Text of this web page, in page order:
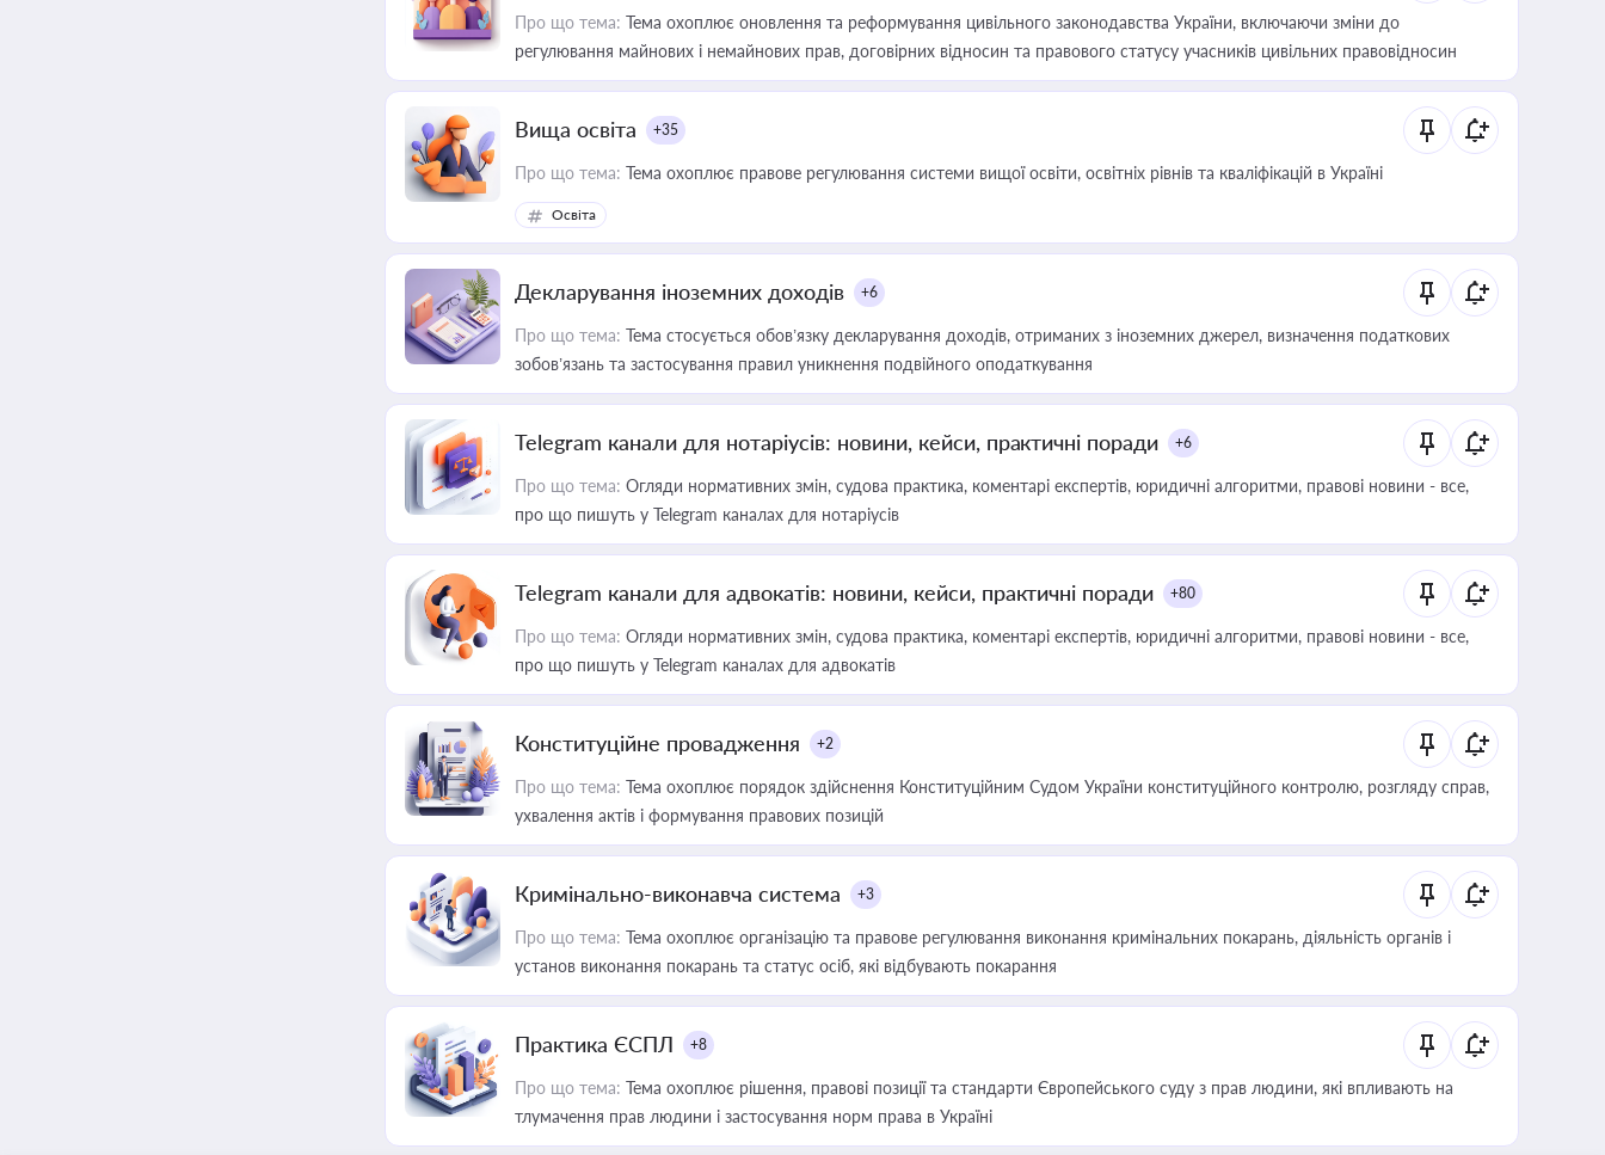
Про що тема: Тема охоплює оновлення та реформування цивільного законодавства України, включаючи зміни до
регулювання майнових і немайнових прав, договірних відносин та правового статусу учасників цивільних правовідносин
Вища освіта +35
Про що тема: Тема охоплює правове регулювання системи вищої освіти, освітніх рівнів та кваліфікацій в Україні
Освіта
Декларування іноземних доходів +6
Про що тема: Тема стосується обов’язку декларування доходів, отриманих з іноземних джерел, визначення податкових
зобов’язань та застосування правил уникнення подвійного оподаткування
Telegram канали для нотаріусів: новини, кейси, практичні поради +6
Про що тема: Огляди нормативних змін, судова практика, коментарі експертів, юридичні алгоритми, правові новини - все,
про що пишуть у Telegram каналах для нотаріусів
Telegram канали для адвокатів: новини, кейси, практичні поради +80
Про що тема: Огляди нормативних змін, судова практика, коментарі експертів, юридичні алгоритми, правові новини - все,
про що пишуть у Telegram каналах для адвокатів
Конституційне провадження +2
Про що тема: Тема охоплює порядок здійснення Конституційним Судом України конституційного контролю, розгляду справ,
ухвалення актів і формування правових позицій
Кримінально-виконавча система +3
Про що тема: Тема охоплює організацію та правове регулювання виконання кримінальних покарань, діяльність органів і
установ виконання покарань та статус осіб, які відбувають покарання
Практика ЄСПЛ +8
Про що тема: Тема охоплює рішення, правові позиції та стандарти Європейського суду з прав людини, які впливають на
тлумачення прав людини і застосування норм права в Україні